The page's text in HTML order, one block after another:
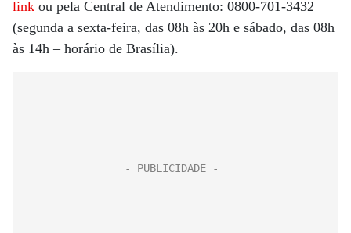
link ou pela Central de Atendimento: 0800-701-3432
(segunda a sexta-feira, das 08h às 20h e sábado, das 08h
às 14h – horário de Brasília).